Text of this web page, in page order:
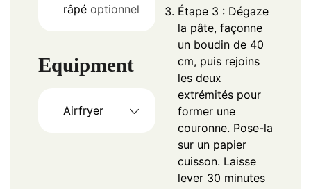
râpé optionnel
Equipment
Airfryer
Étape 3 : Dégaze
la pâte, façonne
un boudin de 40
cm, puis rejoins
les deux
extrémités pour
former une
couronne. Pose-la
sur un papier
cuisson. Laisse
lever 30 minutes